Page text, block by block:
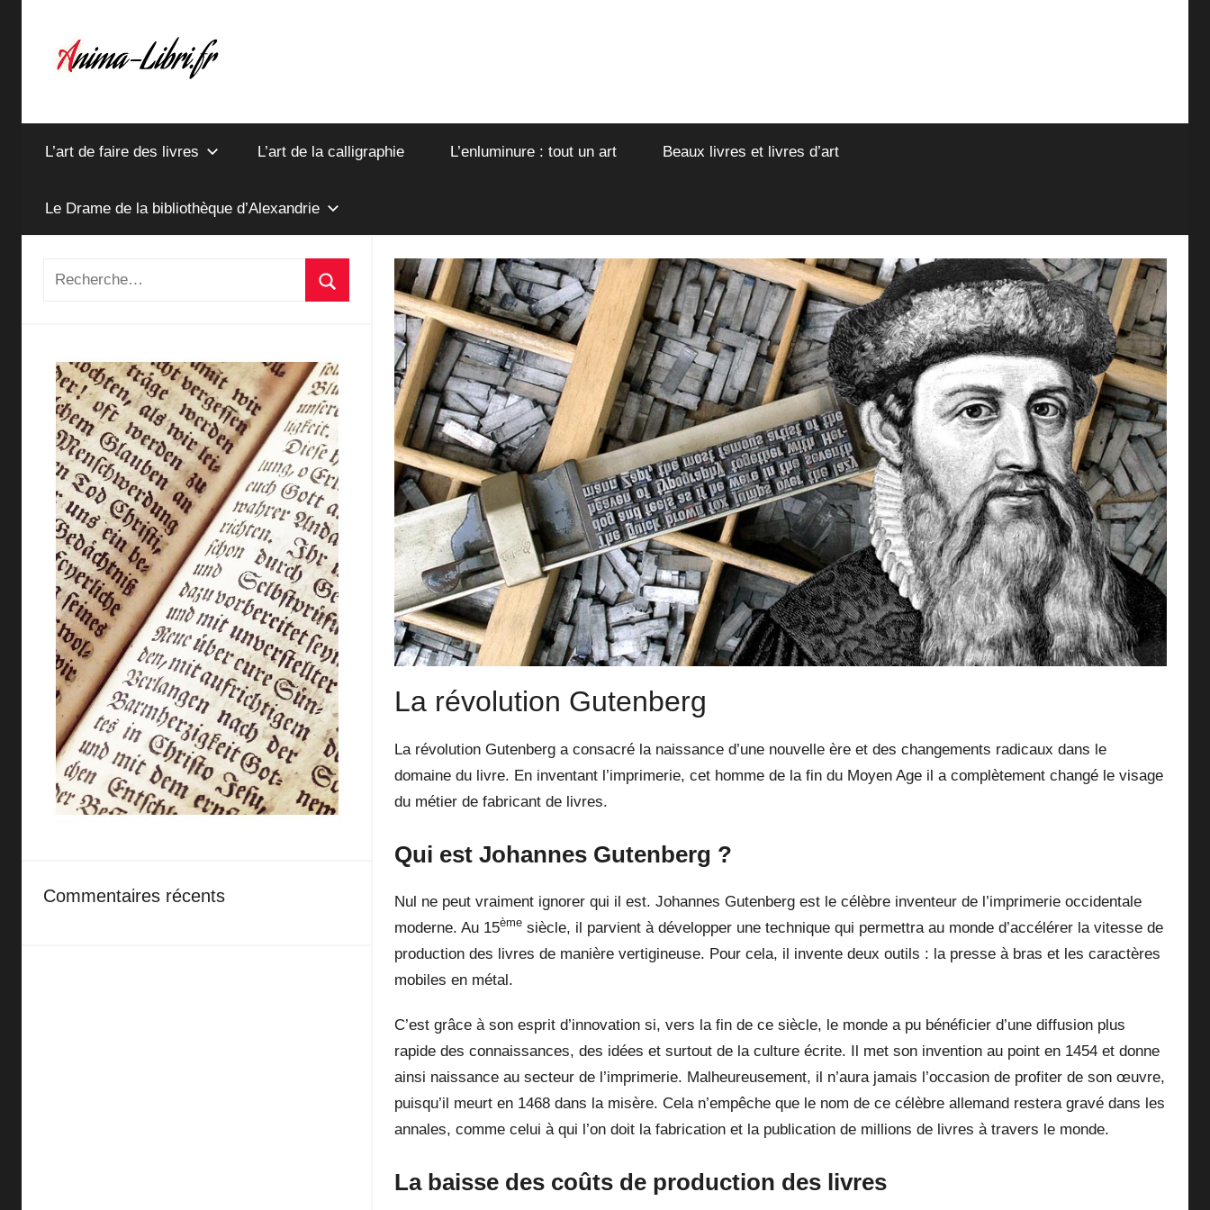
contenu
anima-
libri.fr
L’art de faire des livres L’art de la calligraphie L’enluminure : tout un art Beaux livres et livres d’art
Le Drame de la bibliothèque d’Alexandrie
La révolution Gutenberg
La révolution Gutenberg a consacré la naissance d’une nouvelle ère et des changements radicaux dans le
domaine du livre. En inventant l’imprimerie, cet homme de la fin du Moyen Age il a complètement changé le visage
du métier de fabricant de livres.
Qui est Johannes Gutenberg ?
Nul ne peut vraiment ignorer qui il est. Johannes Gutenberg est le célèbre inventeur de l’imprimerie occidentale
moderne. Au 15ème siècle, il parvient à développer une technique qui permettra au monde d’accélérer la vitesse de
production des livres de manière vertigineuse. Pour cela, il invente deux outils : la presse à bras et les caractères
mobiles en métal.
C’est grâce à son esprit d’innovation si, vers la fin de ce siècle, le monde a pu bénéficier d’une diffusion plus
rapide des connaissances, des idées et surtout de la culture écrite. Il met son invention au point en 1454 et donne
ainsi naissance au secteur de l’imprimerie. Malheureusement, il n’aura jamais l’occasion de profiter de son œuvre,
puisqu’il meurt en 1468 dans la misère. Cela n’empêche que le nom de ce célèbre allemand restera gravé dans les
annales, comme celui à qui l’on doit la fabrication et la publication de millions de livres à travers le monde.
La baisse des coûts de production des livres
Recherche
Rechercher
Commentaires récents